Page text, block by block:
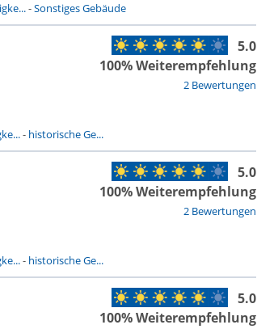
-Sonstiges Gebäude
2 Bewertungen
5.0
100% Weiterempfehlung
- historische Ge...
2 Bewertungen
5.0
100% Weiterempfehlung
- historische Ge...
5.0
100% Weiterempfehlung